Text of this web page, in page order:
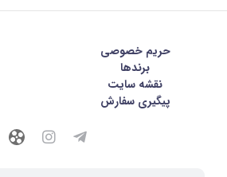
حریم خصوصی
برندها
نقشه سایت
پیگیری سفارش